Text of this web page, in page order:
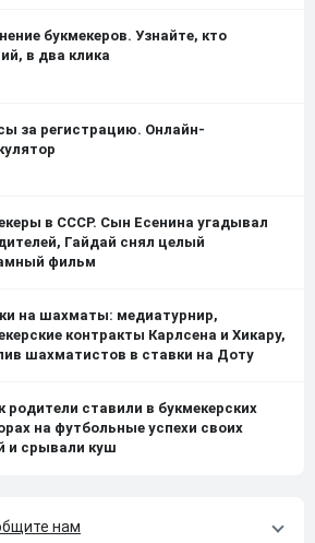
букмекеров. Узнайте, кто
в два клика
за регистрацию. Онлайн-
в СССР. Сын Есенина угадывал
Гайдай снял целый
фильм
на шахматы: медиатурнир,
контракты Карлсена и Хикару,
шахматистов в ставки на Доту
родители ставили в букмекерских
на футбольные успехи своих
и срывали куш
нам